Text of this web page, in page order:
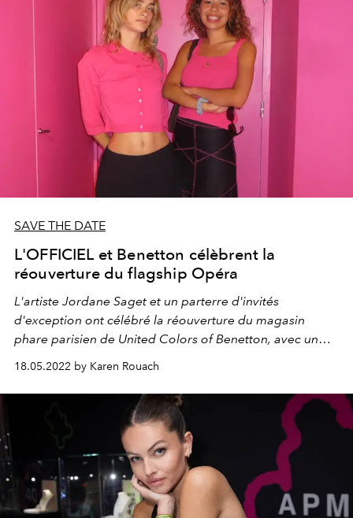
SAVE THE DATE
L'OFFICIEL et Benetton célèbrent la
réouverture du flagship Opéra
L'artiste Jordane Saget et un parterre d'invités
d'exception ont célébré la réouverture du magasin
phare parisien de United Colors of Benetton, avec un
concept coloré, créé pour offrir une expérience
dans les collections de la marque.
18.05.2022 by Karen Rouach